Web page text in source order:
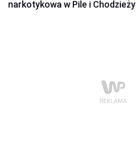
narkotykowa w Pile i Chodzieży